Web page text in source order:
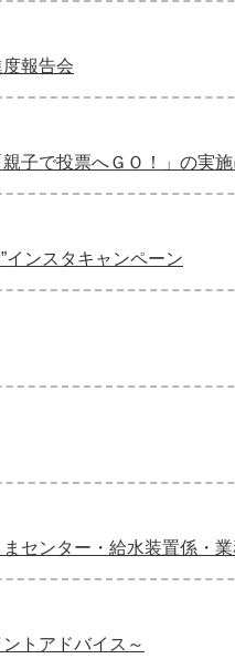
報告会
子で投票へＧＯ！」の実
インスタキャンペーン
まセンター・給水装置係・
トアドバイス～